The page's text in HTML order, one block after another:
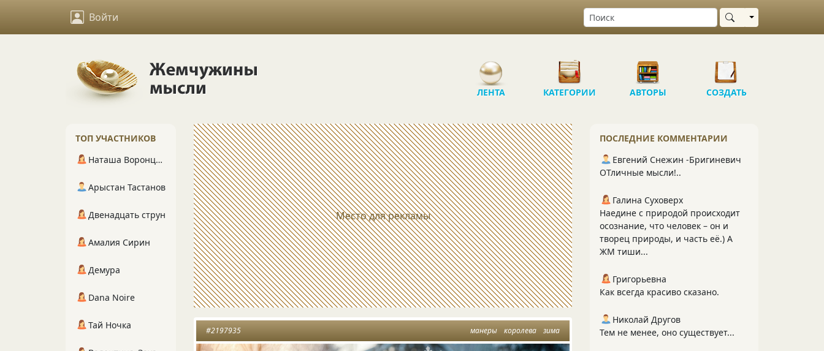
Войти Выбрать область
ЛЕНТА КАТЕГОРИИ АВТОРЫ СОЗДАТЬ
Место для рекламы
манеры королева зима
#2197935
ПОСЛЕДНИЕ КОММЕНТАРИИ
Евгений Снежин -Бригиневич
ОТличные мысли!..
Галина Суховерх
Наедине с природой происходит
осознание, что человек – он и
творец природы, и часть её.) А
ЖМ тиши...
Григорьевна
Как всегда красиво сказано.
Николай Другов
Тем не менее, оно существует...
ТОП УЧАСТНИКОВ
Наташа Воронцова
Арыстан Тастанов
Двенадцать струн
Амалия Сирин
Демура
Dana Noire
Тай Ночка